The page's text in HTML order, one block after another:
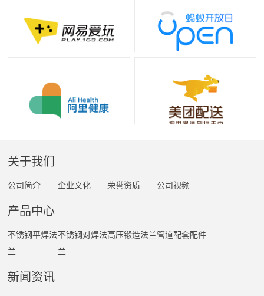
关于我们
公司简介 企业文化 荣誉资质 公司视频
产品中心
不锈钢平焊法
兰
不锈钢对焊法
兰
高压锻造法兰管道配套配件
新闻资讯